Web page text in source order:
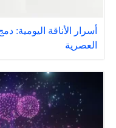
أسرار الأناقة اليومية:
العصرية